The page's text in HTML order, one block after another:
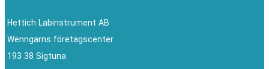
Hettich Labinstrument AB
Wenngarns företagscenter
193 38 Sigtuna